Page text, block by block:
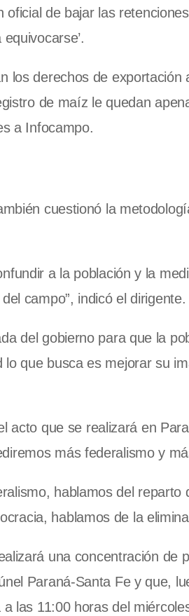
oficial de bajar las
los derechos de
de maíz le quedan
a Infocampo.
cuestionó la
a la población y la
campo”, indicó el dirigente.
del gobierno para que la
que busca es mejorar su
acto que se realizará en
más federalismo y
hablamos del
hablamos de la
una concentración
Paraná-Santa Fe y que,
las 11:00 horas del